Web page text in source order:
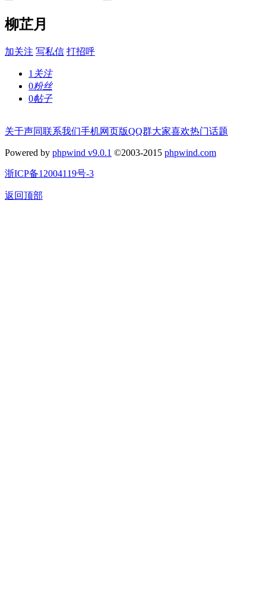
柳芷月
加关注 写私信 打招呼
1 关注
0粉丝
0帖子
关于声同联系我们手机网页版QQ群大家喜欢热门话题
Powered by phpwind v9.0.1 ©2003-2015 phpwind.com
浙ICP备12004119号-3
返回顶部